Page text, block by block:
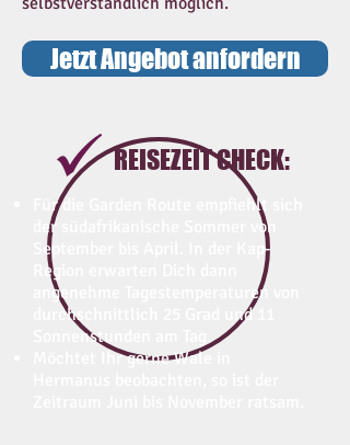
Jetzt Angebot anfordern
REISEZEIT CHECK:
Für die Garden Route empfiehlt sich
der südafrikanische Sommer von
September bis April. In der Kap-
Region erwarten Dich dann
angenehme Tagestemperaturen von
durchschnittlich 25 Grad und 11
Sonnenstunden am Tag.
Möchtet Ihr gerne Wale in